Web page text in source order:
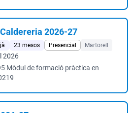
2026-27
23 mesos Presencial Martorell
2026
Mòdul de formació pràctica en